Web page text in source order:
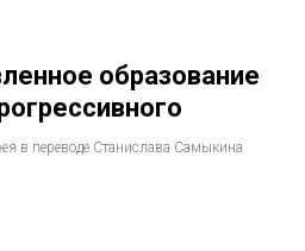
образование
в переводе Станислава Самыкина